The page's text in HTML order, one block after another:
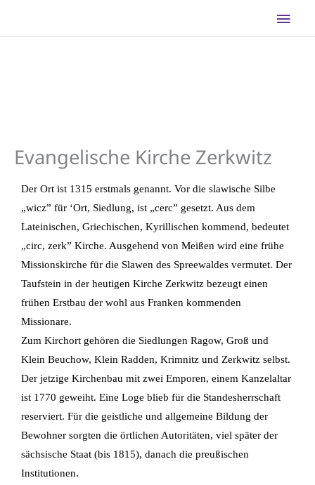
Evangelische Kirche Zerkwitz
Der Ort ist 1315 erstmals genannt. Vor die slawische Silbe
„wicz” für ‘Ort, Siedlung, ist „cerc” gesetzt. Aus dem
Lateinischen, Griechischen, Kyrillischen kommend, bedeutet
„circ, zerk” Kirche. Ausgehend von Meißen wird eine frühe
Missionskirche für die Slawen des Spreewaldes vermutet. Der
Taufstein in der heutigen Kirche Zerkwitz bezeugt einen
frühen Erstbau der wohl aus Franken kommenden
Missionare.
Zum Kirchort gehören die Siedlungen Ragow, Groß und
Klein Beuchow, Klein Radden, Krimnitz und Zerkwitz selbst.
Der jetzige Kirchenbau mit zwei Emporen, einem Kanzelaltar
ist 1770 geweiht. Eine Loge blieb für die Standesherrschaft
reserviert. Für die geistliche und allgemeine Bildung der
Bewohner sorgten die örtlichen Autoritäten, viel später der
sächsische Staat (bis 1815), danach die preußischen
Institutionen.